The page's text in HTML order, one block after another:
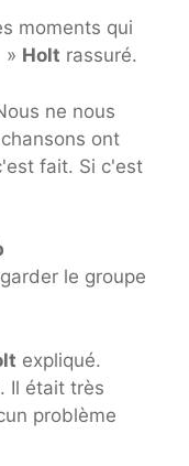
moments qui
» Holt rassuré.
ne nous
ont
fait. Si c'est
le groupe
expliqué.
Il était très
problème